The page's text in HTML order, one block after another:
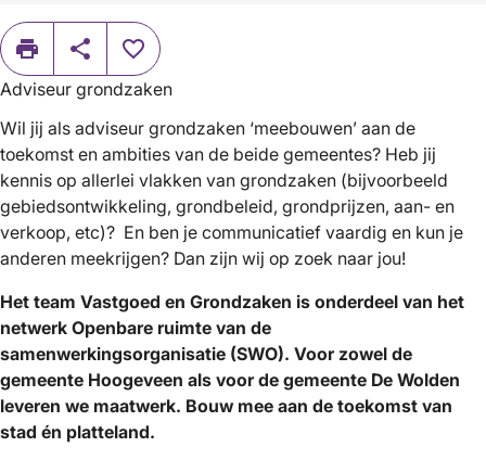
print share favorite_border
Adviseur grondzaken
Wil jij als adviseur grondzaken ‘meebouwen’ aan de
toekomst en ambities van de beide gemeentes? Heb jij
kennis op allerlei vlakken van grondzaken (bijvoorbeeld
gebiedsontwikkeling, grondbeleid, grondprijzen, aan- en
verkoop, etc)? En ben je communicatief vaardig en kun je
anderen meekrijgen? Dan zijn wij op zoek naar jou!
Het team Vastgoed en Grondzaken is onderdeel van het
netwerk Openbare ruimte van de
samenwerkingsorganisatie (SWO). Voor zowel de
gemeente Hoogeveen als voor de gemeente De Wolden
leveren we maatwerk. Bouw mee aan de toekomst van
stad én platteland.